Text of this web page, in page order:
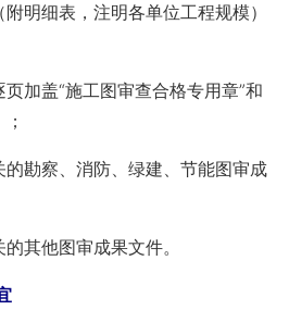
细表，注明各单位工程规模）
盖“施工图审查合格专用章”和
勘察、消防、绿建、节能图审成
他图审成果文件。